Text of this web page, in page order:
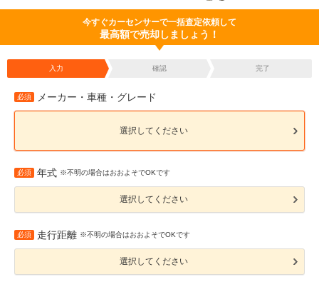
今すぐカーセンサーで一括査定依頼して
最高額で売却しましょう！
入力 確認 完了
必須 メーカー・車種・グレード
選択してください
必須 年式 ※不明の場合はおおよそでOKです
選択してください
必須 走行距離 ※不明の場合はおおよそでOKです
選択してください